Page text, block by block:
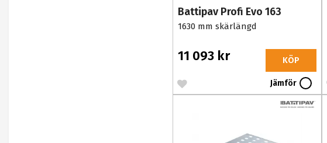
Battipav Profi Evo 163
1630 mm skärlängd
11 093 kr KÖP
Jämför